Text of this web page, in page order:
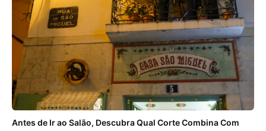
Antes de Ir ao Salão, Descubra Qual Corte Combina Com